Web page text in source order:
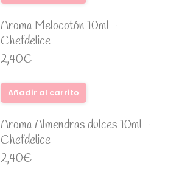
Aroma Melocotón 10ml -
Chefdelice
2,40€
Añadir al carrito
Aroma Almendras dulces 10ml -
Chefdelice
2,40€